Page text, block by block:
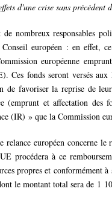
d'une crise sans
nombreux responsables
européen : en effet,
européenne
Ces fonds seront versés
de favoriser la reprise de
(emprunt et affectation des
(IR) » que la Commission
européen concerne le
procédera à ce
propres et conformément
le montant total sera de 1